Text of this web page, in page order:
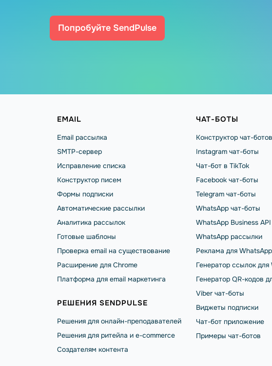
Попробуйте SendPulse
EMAIL
Email рассылка
SMTP-сервер
Исправление списка
Конструктор писем
Формы подписки
Автоматические рассылки
Аналитика рассылок
Готовые шаблоны
Проверка email на существование
Расширение для Chrome
Платформа для email маркетинга
РЕШЕНИЯ SENDPULSE
Решения для онлайн-преподавателей
Решения для ритейла и e-commerce
Создателям контента
ЧАТ-БОТЫ
Конструктор чат-ботов
Instagram чат-боты
Чат-бот в TikTok
Facebook чат-боты
Telegram чат-боты
WhatsApp чат-боты
WhatsApp Business API
WhatsApp рассылки
Реклама для
Генератор ссылок для
Генератор QR-кодов
Viber чат-боты
Виджеты подписки
Чат-бот приложение
Примеры чат-ботов